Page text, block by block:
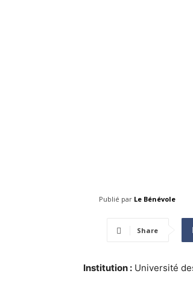
Publié par Le Bénévole
Share
Institution : Université